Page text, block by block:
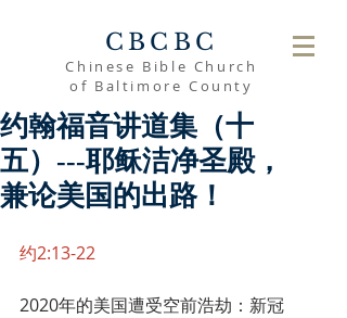
CBCBC
Chinese Bible Church
of Baltimore County
约翰福音讲道集（十
五）---耶稣洁净圣殿，
兼论美国的出路！
约2:13-22
2020年的美国遭受空前浩劫：新冠